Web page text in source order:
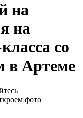
на
на
со
в Артеме
фото